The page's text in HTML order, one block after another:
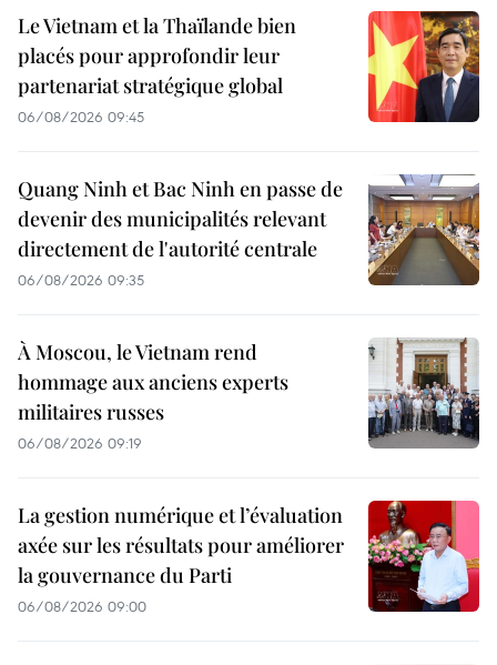
Le Vietnam et la Thaïlande bien
placés pour approfondir leur
partenariat stratégique global
06/08/2026 09:45
Quang Ninh et Bac Ninh en passe de
devenir des municipalités relevant
directement de l'autorité centrale
06/08/2026 09:35
À Moscou, le Vietnam rend
hommage aux anciens experts
militaires russes
06/08/2026 09:19
La gestion numérique et l’évaluation
axée sur les résultats pour améliorer
la gouvernance du Parti
06/08/2026 09:00